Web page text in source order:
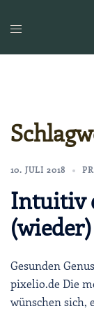
Inhalt
10. JULI 2018
Intuitiv
Gesunden
pixelio.de Die
wünschen sich,